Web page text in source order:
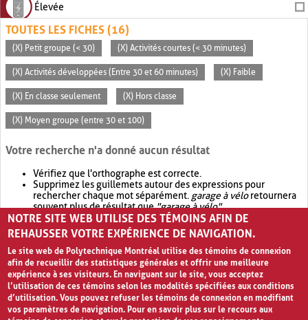
Élevée
TOUTES LES FICHES (16)
(X) Petit groupe (< 30) (X) Activités courtes (< 30 minutes)
(X) Activités développées (Entre 30 et 60 minutes) (X) Faible
(X) En classe seulement (X) Hors classe
(X) Moyen groupe (entre 30 et 100)
Votre recherche n'a donné aucun résultat
Vérifiez que l'orthographe est correcte.
Supprimez les guillemets autour des expressions pour
rechercher chaque mot séparément. garage à véloretournera
souvent plus de résultat que"garage à vélo".
Envisagez d'élargir votre recherche avec OR.garage OR vélo
retournera souvent plus de résultat quegarage à vélo
NOTRE SITE WEB UTILISE DES TÉMOINS AFIN DE
REHAUSSER VOTRE EXPÉRIENCE DE NAVIGATION.
Le site web de Polytechnique Montréal utilise des témoins de connexion
afin de recueillir des statistiques générales et offrir une meilleure
expérience à ses visiteurs. En naviguant sur le site, vous acceptez
l’utilisation de ces témoins selon les modalités spécifiées aux conditions
d’utilisation. Vous pouvez refuser les témoins de connexion en modifiant
vos paramètres de navigation. Pour en savoir plus sur le recours aux